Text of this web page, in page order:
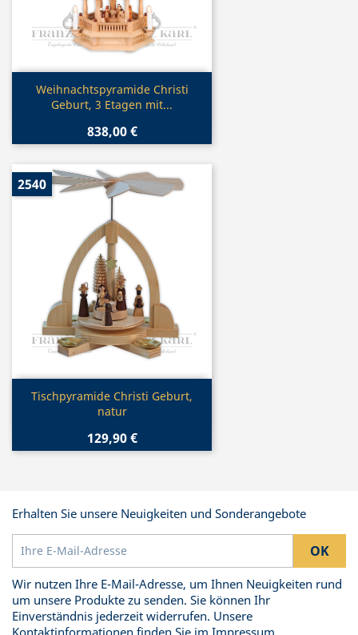
Vorschau
Weihnachtspyramide Christi
Geburt, 3 Etagen mit...
838,00 €
Vorschau
Tischpyramide Christi Geburt,
natur
129,90 €
2540
Erhalten Sie unsere Neuigkeiten und Sonderangebote
Wir nutzen Ihre E-Mail-Adresse, um Ihnen Neuigkeiten rund
um unsere Produkte zu senden. Sie können Ihr
Einverständnis jederzeit widerrufen. Unsere
Kontaktinformationen finden Sie im Impressum.